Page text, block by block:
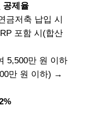
공제율
금저축 납입 시
포함 시(합산
5,500만 원 이하
만 원 이하) →